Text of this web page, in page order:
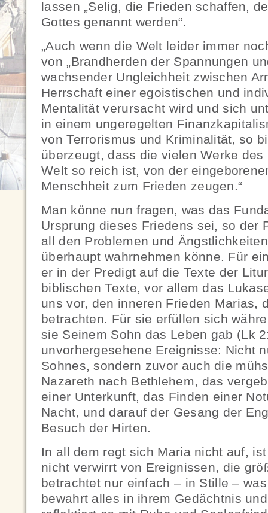
lassen „Selig, die Frieden schaffen,
Gottes genannt werden“.
„Auch wenn die Welt leider immer
von „Brandherden der Spannungen
wachsender Ungleichheit zwischen
Herrschaft einer egoistischen und
Mentalität verursacht wird und sich
in einem ungeregelten
von Terrorismus und Kriminalität, so
überzeugt, dass die vielen Werke
Welt so reich ist, von der
Menschheit zum Frieden zeugen.“
Man könne nun fragen, was das
Ursprung dieses Friedens sei, so der
all den Problemen und
überhaupt wahrnehmen könne. Für
er in der Predigt auf die Texte der
biblischen Texte, vor allem das
uns vor, den inneren Frieden Marias,
betrachten. Für sie erfüllen sich
sie Seinem Sohn das Leben gab (Lk
unvorhergesehene Ereignisse: Nicht
Sohnes, sondern zuvor auch die
Nazareth nach Bethlehem, das
einer Unterkunft, das Finden einer
Nacht, und darauf der Gesang der
Besuch der Hirten.
In all dem regt sich Maria nicht auf,
nicht verwirrt von Ereignissen, die
betrachtet nur einfach – in Stille –
bewahrt alles in ihrem Gedächtnis